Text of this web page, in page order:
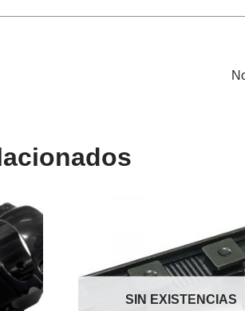
SIN EXISTENCIAS